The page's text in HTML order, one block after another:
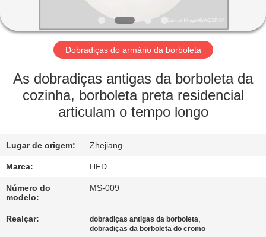
SOBRE
NÓS
EXCURSÃO
DA
FÁBRICA
CONTROLE
DA
QUALIDADE
CONTACTE-
Dobradiças do armário da borboleta
As dobradiças antigas da borboleta da
cozinha, borboleta preta residencial
articulam o tempo longo
Lugar de origem: Zhejiang
Marca: HFD
Número do
modelo:
MS-009
Realçar: dobradiças antigas da borboleta,
dobradiças da borboleta do cromo